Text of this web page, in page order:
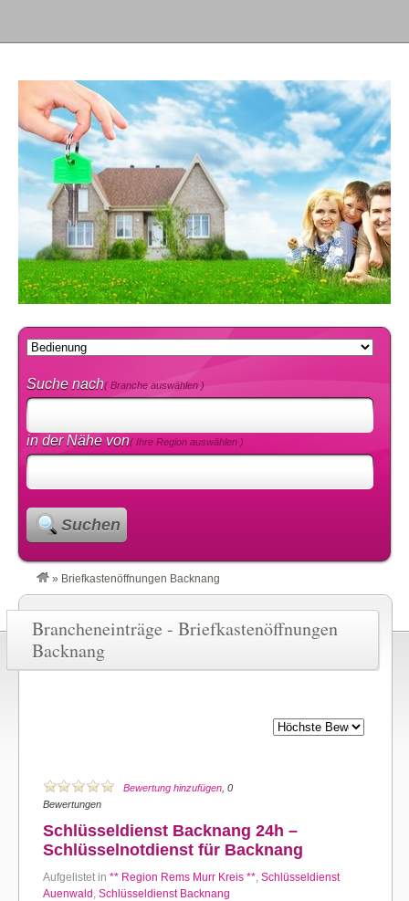
Suche nach( Branche auswählen )
in der Nähe von( Ihre Region auswählen )
Suchen
» Briefkastenöffnungen Backnang
Brancheneinträge - Briefkastenöffnungen
Backnang
Bewertung hinzufügen , 0
Bewertungen
Schlüsseldienst Backnang 24h –
Schlüsselnotdienst für Backnang
Aufgelistet in ** Region Rems Murr Kreis **, Schlüsseldienst
Auenwald , Schlüsseldienst Backnang